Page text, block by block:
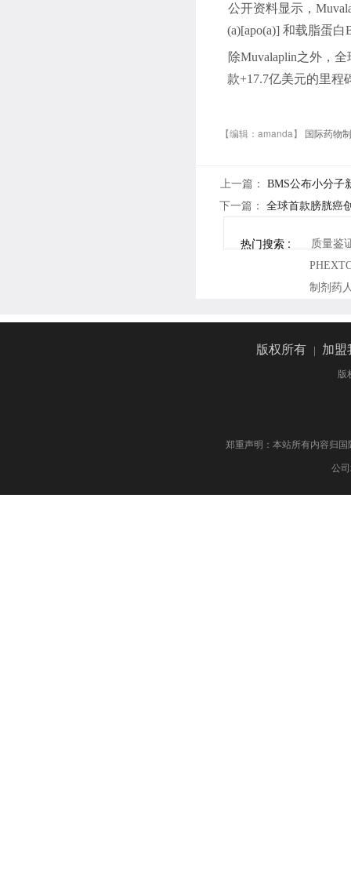
公开资料显示，
(a)[apo(a)] 和载脂蛋白
除Muvalaplin之外，全
款+17.7亿美元的里程
【编辑：amanda】 国际药物
上一篇： BMS公布小分子
下一篇： 全球首款膀胱癌
热门搜索 :
质量鉴
制剂药
版权所有 | 加
版
郑重声明：本站所有内容归
公